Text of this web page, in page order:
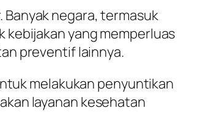
negara, termasuk
yang memperluas
preventif lainnya.
melakukan penyuntikan
layanan kesehatan